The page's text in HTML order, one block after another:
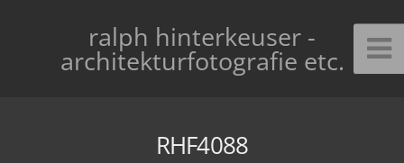
ralph hinterkeuser -
architekturfotografie etc.
RHF4088